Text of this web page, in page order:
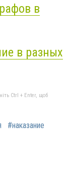
в
в разных
Ctrl + Enter, щоб
#наказание